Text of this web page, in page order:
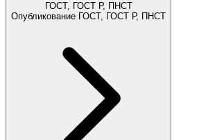
ГОСТ, ГОСТ Р, ПНСТ
Опубликование ГОСТ, ГОСТ Р, ПНСТ